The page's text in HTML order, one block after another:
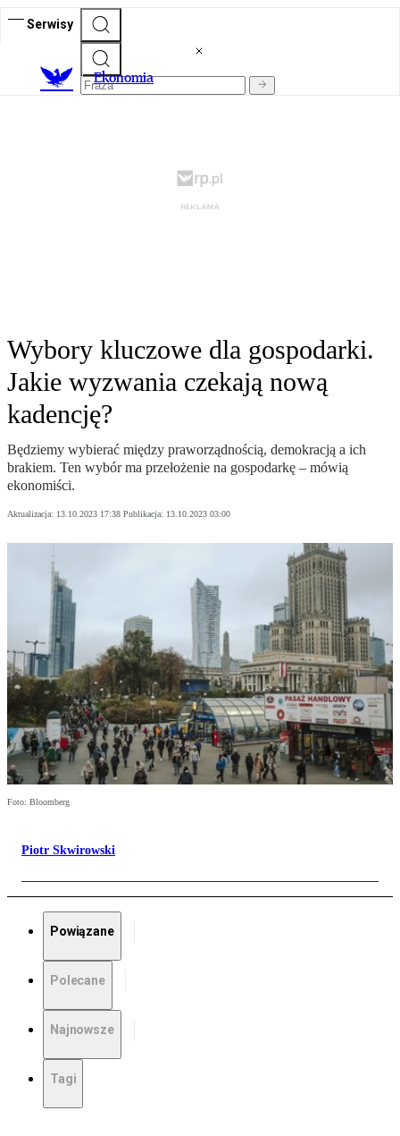
Serwisy
Ekonomia
Wybory kluczowe dla gospodarki.
Jakie wyzwania czekają nową
kadencję?
Będziemy wybierać między praworządnością, demokracją a ich
brakiem. Ten wybór ma przełożenie na gospodarkę – mówią
ekonomiści.
Aktualizacja: 13.10.2023 17:38 Publikacja: 13.10.2023 03:00
Foto: Bloomberg
Piotr Skwirowski
Powiązane
Polecane
Najnowsze
Tagi